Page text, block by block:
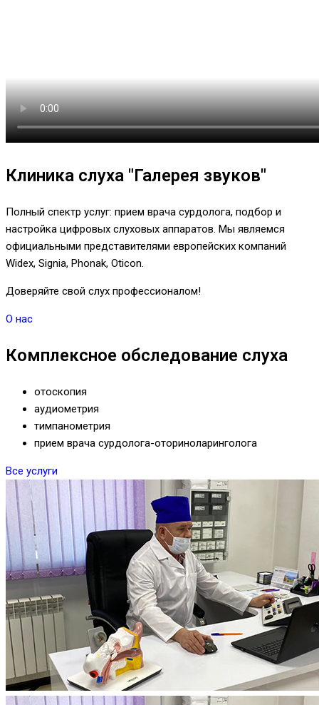
Клиника слуха "Галерея звуков"
Полный спектр услуг: прием врача сурдолога, подбор и
настройка цифровых слуховых аппаратов. Мы являемся
официальными представителями европейских компаний
Widex, Signia, Phonak, Oticon.
Доверяйте свой слух профессионалом!
О нас
Комплексное обследование слуха
отоскопия
аудиометрия
тимпанометрия
прием врача сурдолога-оториноларинголога
Все услуги